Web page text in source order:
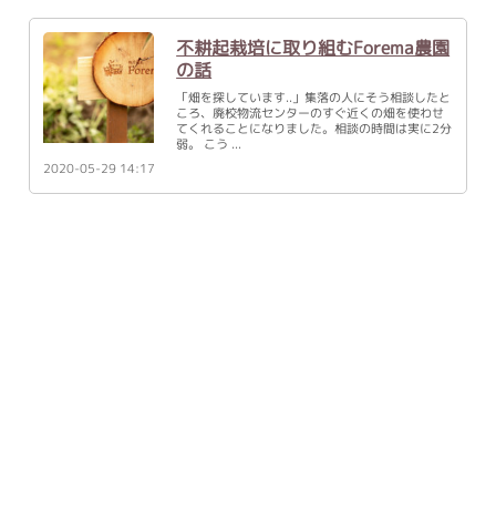
不耕起栽培に取り組むForema農園
の話
「畑を探しています..」集落の人にそう相談したと
ころ、廃校物流センターのすぐ近くの畑を使わせ
てくれることになりました。相談の時間は実に2分
弱。 こう
2020-05-29 14:17